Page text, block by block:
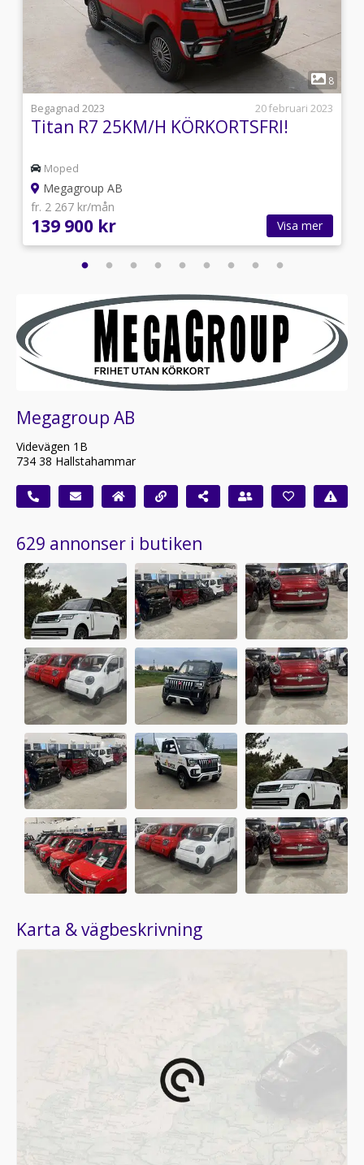
1
8
Begagnad 2023
20 februari 2023
Titan R7 25KM/H KÖRKORTSFRI!
Moped
Megagroup AB
fr. 2 267 kr/mån
139 900 kr Visa mer
Megagroup AB
Videvägen 1B
734 38 Hallstahammar
629 annonser i butiken
Karta & vägbeskrivning